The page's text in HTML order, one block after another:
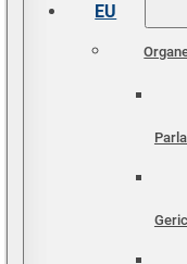
EU